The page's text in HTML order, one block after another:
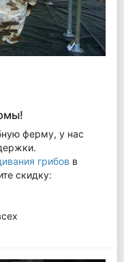
ферму, у нас
грибов в
скидку: